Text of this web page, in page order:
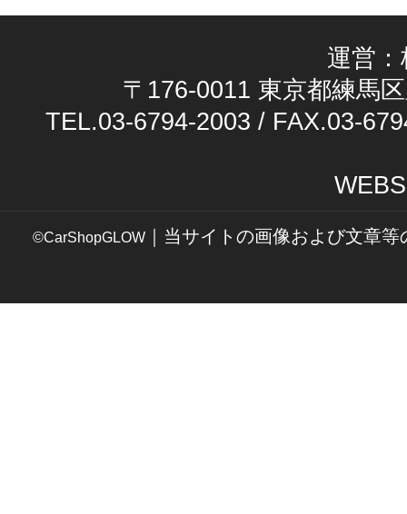
運営
〒176-0011 東京都練馬
TEL.03-6794-2003 / FAX.03-
©CarShopGLOW ｜当サイトの画像および文章